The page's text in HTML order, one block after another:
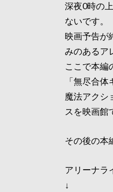
深夜0時の
ないです。
映画予告が
みのあるア
ここで本編
「無尽合
魔法アクシ
スを映画館
その後の本
アリーナラ
↓